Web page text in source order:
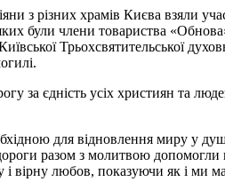
з різних храмів Києва взяли
були члени товариства
Трьохсвятительської
за єдність усіх християн та
для відновлення миру у
разом з молитвою
вірну любов, показуючи як і ми